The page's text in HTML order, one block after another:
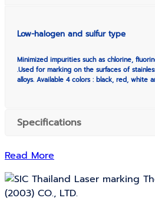
Low-halogen and sulfur type
Minimized impurities such as chlorine,
.Used for marking on the surfaces of
alloys. Available 4 colors : black, red, white
Specifications
Read More